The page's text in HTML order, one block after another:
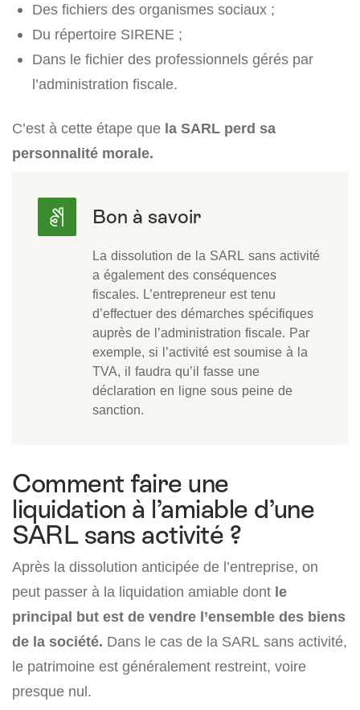
Des fichiers des organismes sociaux ;
Du répertoire SIRENE ;
Dans le fichier des professionnels gérés par
l’administration fiscale.
C’est à cette étape que la SARL perd sa
personnalité morale.
La dissolution de la SARL sans activité
a également des conséquences
fiscales. L’entrepreneur est tenu
d’effectuer des démarches spécifiques
auprès de l’administration fiscale. Par
exemple, si l’activité est soumise à la
TVA, il faudra qu’il fasse une
déclaration en ligne sous peine de
sanction.
Comment faire une
liquidation à l’amiable d’une
SARL sans activité ?
Après la dissolution anticipée de l’entreprise, on
peut passer à la liquidation amiable dont le
principal but est de vendre l’ensemble des biens
de la société. Dans le cas de la SARL sans activité,
le patrimoine est généralement restreint, voire
presque nul.